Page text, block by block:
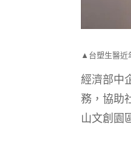
▲台塑生醫近
經濟部中
務，協助
山文創園